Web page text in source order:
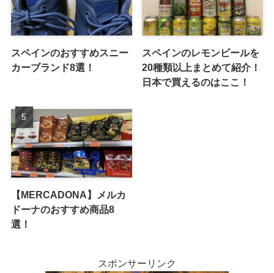
スペインのおすすめスニー
カーブランド8選！
スペインのレモンビールを
20種類以上まとめて紹介！
日本で買えるのはここ！
【MERCADONA】メルカ
ドーナのおすすめ商品8
選！
スポンサーリンク